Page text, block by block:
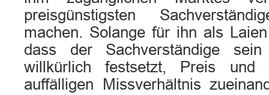
preisgünstigsten
machen. Solange für ihn als
dass der Sachverständige
willkürlich festsetzt, Preis und
auffälligen Missverhältnis